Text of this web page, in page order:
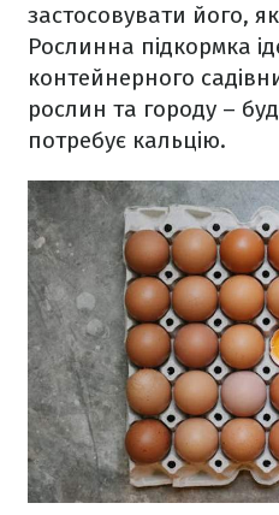
застосовувати його,
Рослинна підкормка
контейнерного
рослин та городу –
потребує кальцію.